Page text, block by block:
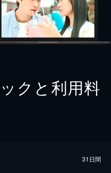
クと利用料
31日間